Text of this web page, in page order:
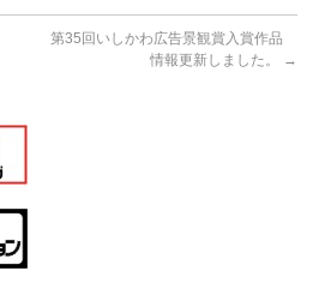
第35回いしかわ広告景観賞入賞作品
情報更新しました。
→